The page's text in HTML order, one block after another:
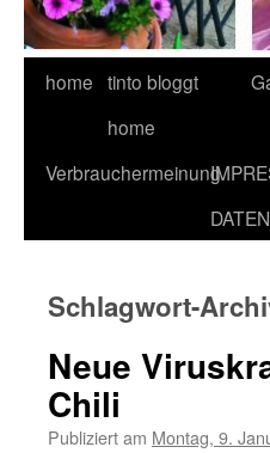
home tinto bloggt
home
Verbrauchermeinung
Schlagwort-
Neue
Chili
Publiziert am Montag, 9.